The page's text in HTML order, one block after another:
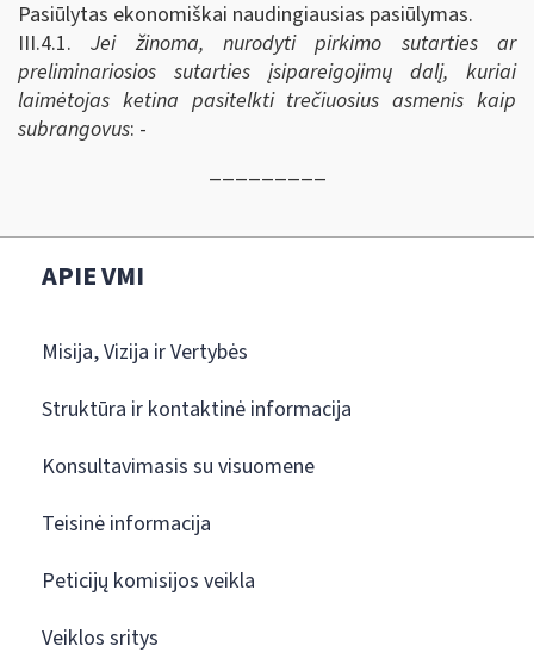
Pasiūlytas ekonomiškai naudingiausias pasiūlymas.
III.4.1.Jei žinoma, nurodyti pirkimo sutarties ar
preliminariosios sutarties įsipareigojimų dalį, kuriai
laimėtojas ketina pasitelkti trečiuosius asmenis kaip
subrangovus: -
_________
APIE VMI
Misija, Vizija ir Vertybės
Struktūra ir kontaktinė informacija
Konsultavimasis su visuomene
Teisinė informacija
Peticijų komisijos veikla
Veiklos sritys